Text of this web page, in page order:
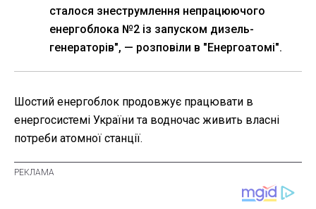
сталося знеструмлення непрацюючого
енергоблока №2 із запуском дизель-
генераторів", — розповіли в "Енергоатомі".
Шостий енергоблок продовжує працювати в
енергосистемі України та водночас живить власні
потреби атомної станції.